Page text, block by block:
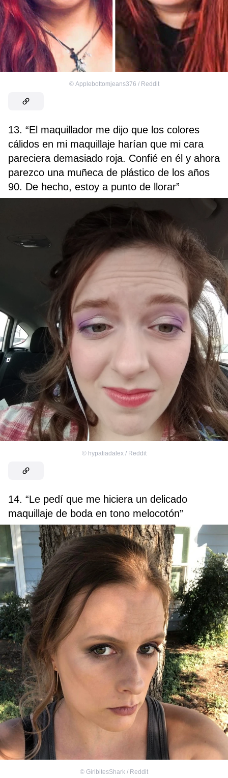
© Applebottomjeans376 / Reddit
13. “El maquillador me dijo que los colores
cálidos en mi maquillaje harían que mi cara
pareciera demasiado roja. Confié en él y ahora
parezco una muñeca de plástico de los años
90. De hecho, estoy a punto de llorar”
© hypatiadalex / Reddit
14. “Le pedí que me hiciera un delicado
maquillaje de boda en tono melocotón”
© GirlbitesShark / Reddit